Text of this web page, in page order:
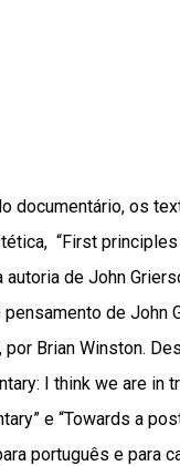
documentário, os
“First
autoria de John
de John
Brian Winston.
I think we are in
e “Towards a
português e para